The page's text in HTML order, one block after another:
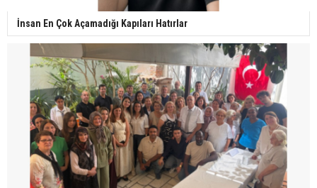
İnsan En Çok Açamadığı Kapıları Hatırlar